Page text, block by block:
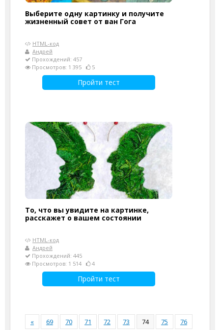
Выберите одну картинку и получите
жизненный совет от ван Гога
HTML-код
Андрей
Прохождений: 457
Просмотров: 1 395
5
Пройти тест
То, что вы увидите на картинке,
расскажет о вашем состоянии
HTML-код
Андрей
Прохождений: 445
Просмотров: 1 514
4
Пройти тест
« 69 70 71 72 73 74 75
76